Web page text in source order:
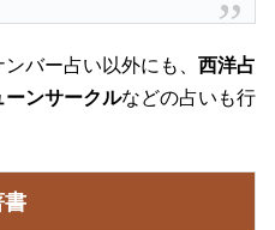
バー占い以外にも、 西洋占
ーンサークルなどの占いも行
書